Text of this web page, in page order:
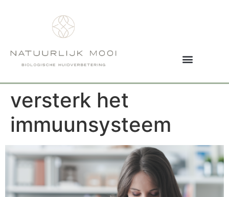
versterk het
immuunsysteem